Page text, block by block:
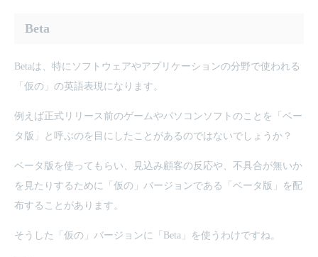
Beta
Betaは、特にソフトウェアやアプリケーションの分野で使われる
「仮の」の英語表現になります。
例えば正式リリース前のゲームやパソコンソフトのことを「ベー
タ版」と呼ぶのを目にしたことがあるのではないでしょうか？
ベータ版を使ってもらい、見込み顧客の反応や、不具合が無いか
を見たりするために「仮の」バージョンである「ベータ版」を配
布することがあります。
そうした「仮の」バージョンに「Beta」を使うわけですね。